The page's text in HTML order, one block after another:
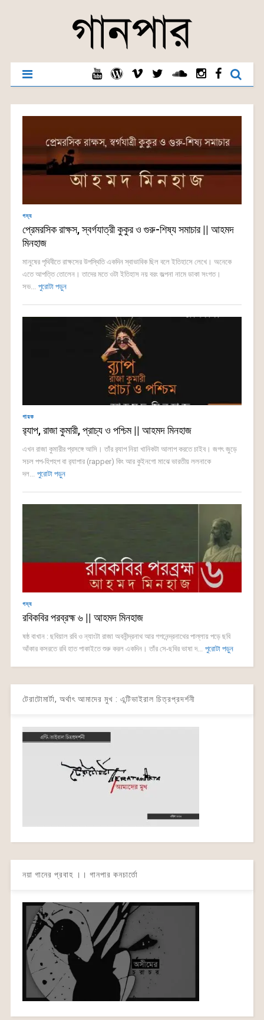
গদ্য
প্রেমরসিক রাক্ষস, স্বর্গযাত্রী কুকুর ও গুরু-শিষ্য সমাচার || আহমদ
মিনহাজ
মানুষের পৃথিবীতে রাক্ষসের উপস্থিতি একদিন স্বাভাবিক ছিল বলে ইতিহাসে লেখে। অনেকে
এতে আপত্তি তোলেন। তাদের মতে ওটা ইতিহাস নয় বরং জল্পনা নামে ডাকা সংগত।
সভ... পুরোটা পড়ুন
গায়ক
র‍্যাপ, রাজা কুমারী, প্রাচ্য ও পশ্চিম || আহমদ মিনহাজ
এখন রাজা কুমারীর প্রসঙ্গে আসি। তাঁর র‍্যাপ নিয়া খানিকটা আলাপ করতে চাইব। জগৎ জুড়ে
সচল পপ-হিপহপ বা র‍্যাপার (rapper) কিং আর কুইনগো মাঝে ভারতীয় ললনাকে
দল... পুরোটা পড়ুন
গদ্য
রবিকবির পরব্রহ্ম ৬ || আহমদ মিনহাজ
ষষ্ঠ বাখান : ছবিয়াল রবি ও ন্যাংটা রাজা অবনীন্দ্রনাথ আর গগনেন্দ্রনাথের পাল্লায় পড়ে ছবি
আঁকার কসরতে রবি হাত পাকাইতে শুরু করল একদিন। তাঁর সে-ছবির ভাষা দ... পুরোটা পড়ুন
টেরাটোমার্টা, অর্থাৎ আমাদের মুখ : এন্টিভাইরাল চিত্রপ্রদর্শনী
নয়া গানের প্রবাহ ।। গানপার কনচার্তো